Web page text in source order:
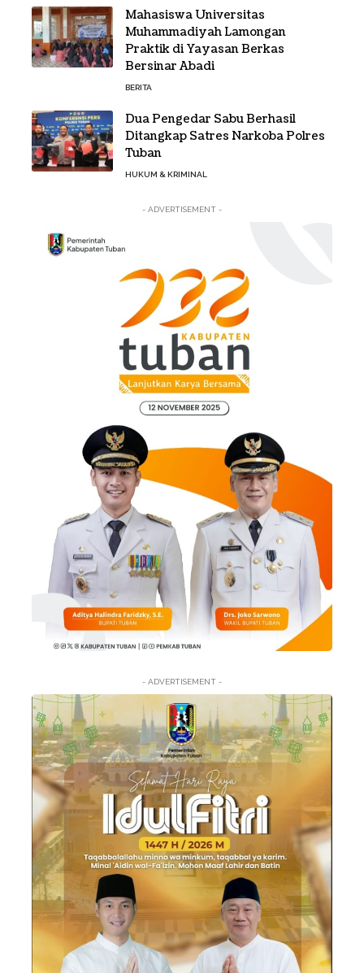
Mahasiswa Universitas
Muhammadiyah Lamongan
Praktik di Yayasan Berkas
Bersinar Abadi
BERITA
Dua Pengedar Sabu Berhasil
Ditangkap Satres Narkoba Polres
Tuban
HUKUM & KRIMINAL
- ADVERTISEMENT -
- ADVERTISEMENT -